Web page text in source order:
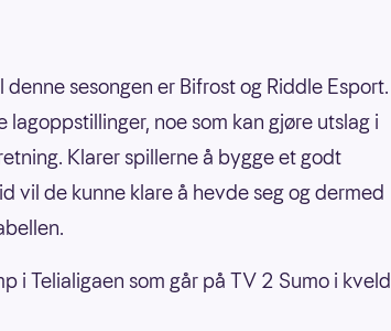
sesongen er Bifrost og Riddle Esport.
lagoppstillinger, noe som kan gjøre utslag i
Klarer spillerne å bygge et godt
vil de kunne klare å hevde seg og dermed
i Telialigaen som går på TV 2 Sumo i kveld